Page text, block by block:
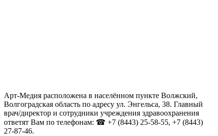
Арт-Медия расположена в населённом пункте Волжский,
Волгоградская область по адресу ул. Энгельса, 38. Главный
врач/директор и сотрудники учреждения здравоохранения
ответят Вам по телефонам: ☎ +7 (8443) 25-58-55, +7 (8443)
27-87-46.